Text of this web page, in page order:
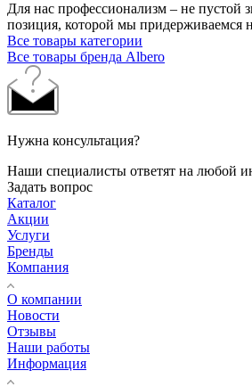
Для нас профессионализм – не пустой
позиция, которой мы придерживаемся
Все товары категории
Все товары бренда Albero
Нужна консультация?
Наши специалисты ответят на любой
Задать вопрос
Каталог
Акции
Услуги
Бренды
Компания
О компании
Новости
Отзывы
Наши работы
Информация